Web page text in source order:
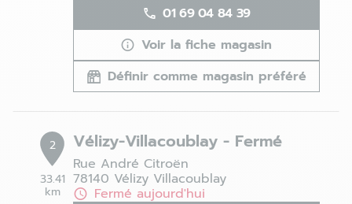
01 69 04 84 39
Voir la fiche magasin
Définir comme magasin préféré
2
33.41
km
Vélizy-Villacoublay - Fermé
Rue André Citroën
78140 Vélizy Villacoublay
Fermé aujourd'hui